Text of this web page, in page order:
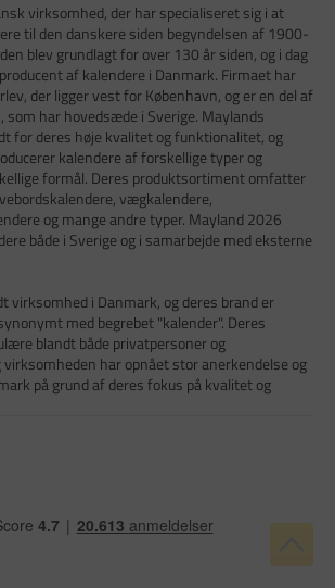
virksomhed, der har specialiseret sig i at
til den danskere siden begyndelsen af 1900-
blev grundlagt for over 130 år siden, og i dag
af kalendere i Danmark. Firmaet har
der ligger vest for København, og er en del af
som har hovedsæde i Sverige. Maylands
for deres høje kvalitet og funktionalitet, og
kalendere af forskellige typer og
formål. Deres produktsortiment omfatter
vægkalendere,
og mange andre typer. Mayland 2026
både i Sverige og i samarbejde med eksterne
virksomhed i Danmark, og deres brand er
med begrebet "kalender". Deres
blandt både privatpersoner og
har opnået stor anerkendelse og
på grund af deres fokus på kvalitet og